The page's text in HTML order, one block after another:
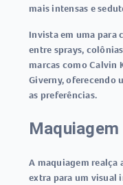
mais intensas e
Invista em uma para
entre sprays,
marcas como Calvin
Giverny, oferecendo
as preferências.
Maquiagem
A maquiagem realça
extra para um visual